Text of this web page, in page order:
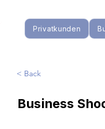
Privatkunden
< Back
Business